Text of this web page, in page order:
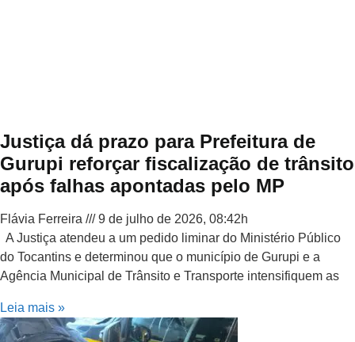
Justiça dá prazo para Prefeitura de
Gurupi reforçar fiscalização de trânsito
após falhas apontadas pelo MP
Flávia Ferreira
9 de julho de 2026, 08:42h
A Justiça atendeu a um pedido liminar do Ministério Público
do Tocantins e determinou que o município de Gurupi e a
Agência Municipal de Trânsito e Transporte intensifiquem as
Leia mais »